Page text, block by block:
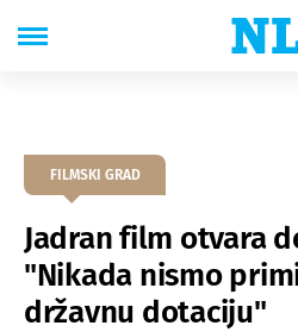
FILMSKI GRAD
Jadran film otvara
"Nikada nismo
državnu dotaciju"